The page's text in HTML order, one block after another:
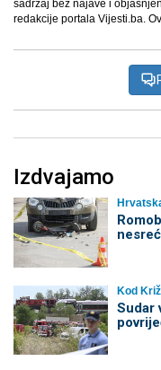
sadržaj bez najave i
redakcije portala Vijesti.ba.
Izdvajamo
Kod
Sudar